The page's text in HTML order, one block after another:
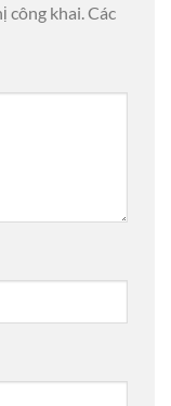
công khai. Các